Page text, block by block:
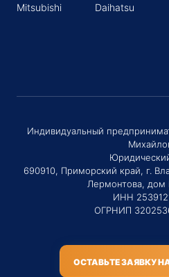
Mitsubishi
Daihatsu
Индивидуальный
690910, Приморский край, г.
Лермонтова, дом
ИНН
ОГРНИП
ОСТАВЬТЕ ЗАЯВКУ